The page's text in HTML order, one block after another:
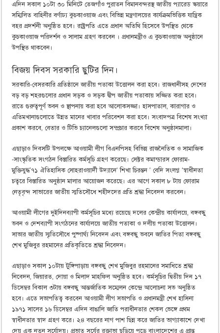
এদিন সকাল ১০টা ৩০ মিনিটে তেজগাঁও পুরাতন বিমানবন্দরস্থ জাতীয় প্যারেড স্কয়ারে
সম্মিলিত বাহিনীর বর্ণাঢ্য কুচকাওয়াজ এবং বিভিন্ন মন্ত্রণালয়ের কার্যক্রমভিত্তিক যান্ত্রিক
বহর প্রদর্শনী অনুষ্ঠিত হবে। রাষ্ট্রপতি এতে প্রধান অতিথি হিসেবে উপস্থিত থেকে
কুচকাওয়াজ পরিদর্শন ও সালাম গ্রহণ করবেন । প্রধানমন্ত্রীও এ কুচকাওয়াজ অনুষ্ঠানে
উপস্থিত থাকবেন।
বিজয় দিবস সরকারি ছুটির দিন।
সরকারি-বেসরকারি প্রতিষ্ঠানে জাতীয় পতাকা উত্তোলন করা হবে। রাজধানীসহ দেশের
বড় বড় শহরগুলোর প্রধান সড়ক ও সড়ক দ্বীপ জাতীয় পতাকায় সজ্জিত করা হবে।
রাতে গুরুত্বপূর্ণ ভবন ও স্থাপনায় করা হবে আলোকসজ্জা। হাসপাতাল, কারাগার ও
এতিমখানাগুলোতে উন্নত মানের খাবার পরিবেশন করা হবে। সংবাদপত্র বিশেষ সংখ্যা
প্রকাশ করবে, বেতার ও টিভি চ্যানেলগুলো সম্প্রচার করবে বিশেষ অনুষ্ঠানমালা।
এছাড়াও দিবসটি উপলক্ষে আওয়ামী লীগ বিএনপিসহ বিভিন্ন রাজনৈতিক ও সামাজিক
-সাংস্কৃতিক সংগঠন বিস্তারিত কর্মসূচি গ্রহণ করেছে। সেক্টর কমান্ডারস ফোরাম-
মুক্তিযুদ্ধ’৭১ ঐতিহাসিক সোহরাওয়ার্দী উদ্যানে‘ শিখা চিরন্তন ‘ বেদি সংলগ্ন ‘স্বাধীনতা
চত্বরে বিস্তারিত অনুষ্ঠান মালার আয়োজন করেছে। এর আগে সকাল ৮ টায় ফোরাম
নেতৃবৃন্দ সাভারের জাতীয় স্মতিসৌধে শহীদদের প্রতি শ্রদ্ধা নিবেদন করবেন।
আওয়ামী লীগের দুইদিনব্যাপী কর্মসূচির মধ্যে রয়েছে দলের কেন্দ্রীয় কার্যালয়ে, বঙ্গবন্ধু
ভবন ও দেশব্যাপী সংগঠনের কার্যালয়ে জাতীয় পতাকা ও দলীয় পতাকা উত্তোলন।
সাভার জাতীয় স্মৃতিসৌধে পুষ্পার্ঘ্য নিবেদন এবং বঙ্গবন্ধু ভবনে জাতির পিতা বঙ্গবন্ধু
শেখ মুজিবুর রহমানের প্রতিকৃতিতে শ্রদ্ধা নিবেদন।
এছাড়াও সকাল ১০টায় টুঙ্গিপাড়ায় বঙ্গবন্ধু শেখ মুজিবুর রহমানের সমাধিতে শ্রদ্ধা
নিবেদন, জিয়ারত, দোয়া ও মিলাদ মাহফিল অনুষ্ঠিত হবে। কর্মসূচির দ্বিতীয় দিন ১৭
ডিসেম্বর বিকাল ৩টায় বঙ্গবন্ধু আন্তর্জাতিক সম্মেলন কেন্দ্রে আলোচনা সভ অনুষ্ঠিত
হবে। এতে সভাপতিত্ব করবেন আওয়ামী লীগ সভাপতি ও প্রধানমন্ত্রী শেখ হাসিনা
১৯৭১ সালের ১৬ ডিসেম্বর এদিন বাঙালি জাতি পরাধীনতার শেকল ভেঙ্গে প্রথম
স্বাধীনতার স্বাদ গ্রহণ করে। ২৪ বছরের নাগ পাশ ছিন্ন করে জাতির ভাগ্যাকাশে দেখা
দেয় এক নতুন সূর্যোদয়। প্রভাত সূর্যের রক্তাভা ছড়িয়ে পড়ে বাংলাদেশের এ প্রান্ত